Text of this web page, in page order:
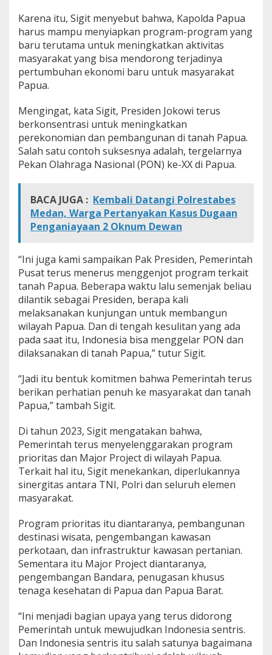
Karena itu, Sigit menyebut bahwa, Kapolda Papua
harus mampu menyiapkan program-program yang
baru terutama untuk meningkatkan aktivitas
masyarakat yang bisa mendorong terjadinya
pertumbuhan ekonomi baru untuk masyarakat
Papua.
Mengingat, kata Sigit, Presiden Jokowi terus
berkonsentrasi untuk meningkatkan
perekonomian dan pembangunan di tanah Papua.
Salah satu contoh suksesnya adalah, tergelarnya
Pekan Olahraga Nasional (PON) ke-XX di Papua.
BACA JUGA : Kembali Datangi Polrestabes
Medan, Warga Pertanyakan Kasus Dugaan
Penganiayaan 2 Oknum Dewan
“Ini juga kami sampaikan Pak Presiden, Pemerintah
Pusat terus menerus menggenjot program terkait
tanah Papua. Beberapa waktu lalu semenjak beliau
dilantik sebagai Presiden, berapa kali
melaksanakan kunjungan untuk membangun
wilayah Papua. Dan di tengah kesulitan yang ada
pada saat itu, Indonesia bisa menggelar PON dan
dilaksanakan di tanah Papua,” tutur Sigit.
“Jadi itu bentuk komitmen bahwa Pemerintah terus
berikan perhatian penuh ke masyarakat dan tanah
Papua,” tambah Sigit.
Di tahun 2023, Sigit mengatakan bahwa,
Pemerintah terus menyelenggarakan program
prioritas dan Major Project di wilayah Papua.
Terkait hal itu, Sigit menekankan, diperlukannya
sinergitas antara TNI, Polri dan seluruh elemen
masyarakat.
Program prioritas itu diantaranya, pembangunan
destinasi wisata, pengembangan kawasan
perkotaan, dan infrastruktur kawasan pertanian.
Sementara itu Major Project diantaranya,
pengembangan Bandara, penugasan khusus
tenaga kesehatan di Papua dan Papua Barat.
“Ini menjadi bagian upaya yang terus didorong
Pemerintah untuk mewujudkan Indonesia sentris.
Dan Indonesia sentris itu salah satunya bagaimana